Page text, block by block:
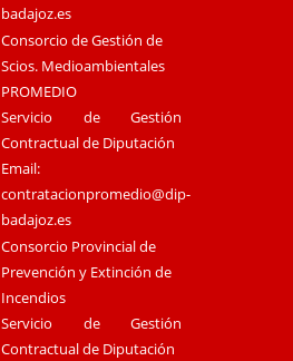
badajoz.es
Consorcio de Gestión de
Scios. Medioambientales
PROMEDIO
Servicio de Gestión
Contractual de Diputación
Email:
contratacionpromedio@dip-
badajoz.es
Consorcio Provincial de
Prevención y Extinción de
Incendios
Servicio de Gestión
Contractual de Diputación